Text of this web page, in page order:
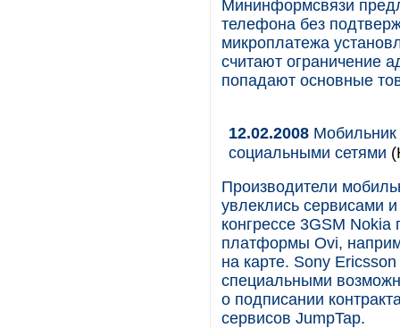
Мининформсвязи
телефона без
микроплатежа
считают ограничение
попадают основные
12.02.2008 Мобильник
социальными сетями
Производители
увлеклись сервисами
конгрессе 3GSM
платформы Ovi,
на карте. Sony
специальными
о подписании
сервисов JumpTap.